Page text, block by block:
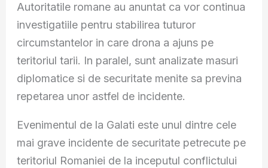
Autoritatile romane au anuntat ca vor continua
investigatiile pentru stabilirea tuturor
circumstantelor in care drona a ajuns pe
teritoriul tarii. In paralel, sunt analizate masuri
diplomatice si de securitate menite sa previna
repetarea unor astfel de incidente.
Evenimentul de la Galati este unul dintre cele
mai grave incidente de securitate petrecute pe
teritoriul Romaniei de la inceputul conflictului